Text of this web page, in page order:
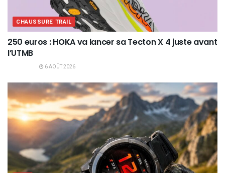
CHAUSSURE TRAIL
250 euros : HOKA va lancer sa Tecton X 4 juste avant
l’UTMB
6 AOÛT 2026